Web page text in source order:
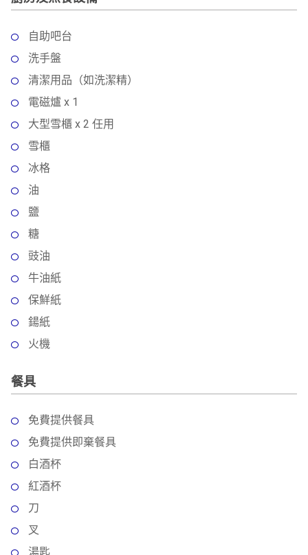
自助吧台
洗手盤
清潔用品（如洗潔精）
電磁爐 x 1
大型雪櫃 x 2 任用
雪櫃
冰格
油
鹽
糖
豉油
牛油紙
保鮮紙
鍚紙
火機
餐具
免費提供餐具
免費提供即棄餐具
白酒杯
紅酒杯
刀
叉
湯匙